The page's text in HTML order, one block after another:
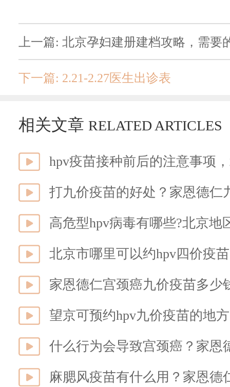
上一篇: 北京孕妇建册建档攻略，需要
下一篇: 2.21-2.27医生出诊表
相关文章 RELATED ARTICLES
hpv疫苗接种前后的注意事项
打九价疫苗的好处？家恩德仁
高危型hpv病毒有哪些?北京
北京市哪里可以约hpv四价疫
家恩德仁宫颈癌九价疫苗多少
望京可预约hpv九价疫苗的地
什么行为会导致宫颈癌？家恩
麻腮风疫苗有什么用？家恩德